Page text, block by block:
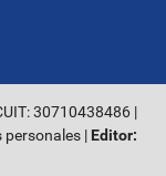
30710438486 |
personales| Editor: